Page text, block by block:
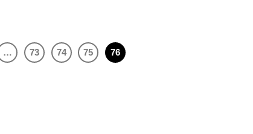
… 73 74 75 76